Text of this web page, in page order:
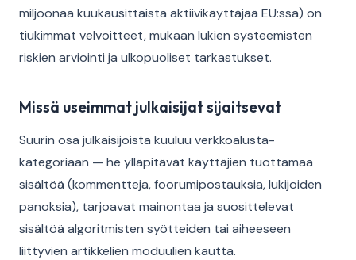
miljoonaa kuukausittaista aktiivikäyttäjää EU:ssa) on
tiukimmat velvoitteet, mukaan lukien systeemisten
riskien arviointi ja ulkopuoliset tarkastukset.
Missä useimmat julkaisijat sijaitsevat
Suurin osa julkaisijoista kuuluu verkkoalusta-
kategoriaan — he ylläpitävät käyttäjien tuottamaa
sisältöä (kommentteja, foorumipostauksia, lukijoiden
panoksia), tarjoavat mainontaa ja suosittelevat
sisältöä algoritmisten syötteiden tai aiheeseen
liittyvien artikkelien moduulien kautta.